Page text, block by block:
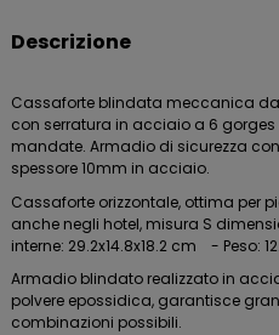
Descrizione
Cassaforte blindata meccanica
con serratura in acciaio a 6
mandate. Armadio di sicurezza
spessore 10mm in acciaio.
Cassaforte orizzontale, ottima per
anche negli hotel, misura S
interne: 29.2x14.8x18.2 cm - Peso:
Armadio blindato realizzato in
polvere epossidica, garantisce
combinazioni possibili.